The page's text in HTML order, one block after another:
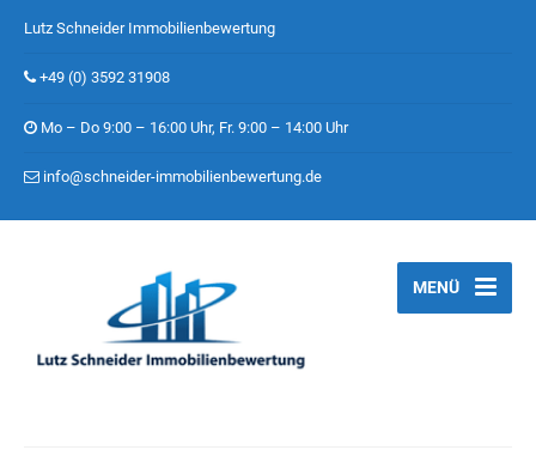
Lutz Schneider Immobilienbewertung
+49 (0) 3592 31908
Mo – Do 9:00 – 16:00 Uhr, Fr. 9:00 – 14:00 Uhr
info@schneider-immobilienbewertung.de
MENÜ